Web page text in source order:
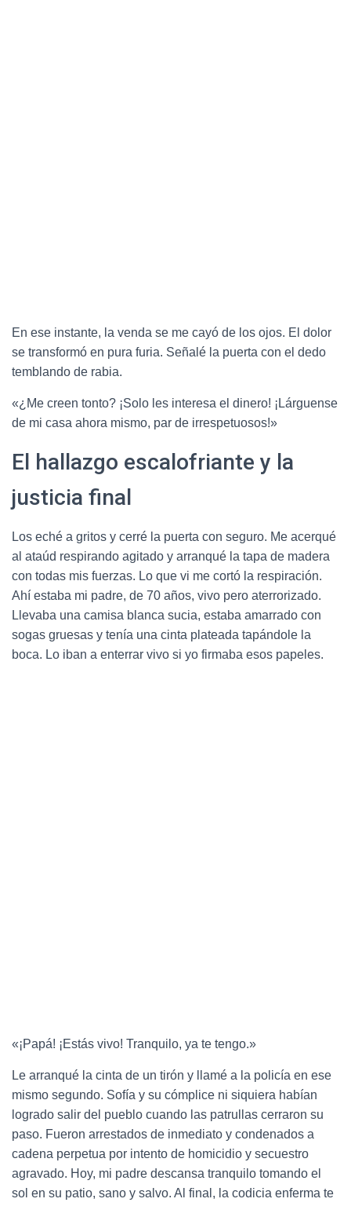
En ese instante, la venda se me cayó de los ojos. El dolor
se transformó en pura furia. Señalé la puerta con el dedo
temblando de rabia.
«¿Me creen tonto? ¡Solo les interesa el dinero! ¡Lárguense
de mi casa ahora mismo, par de irrespetuosos!»
El hallazgo escalofriante y la
justicia final
Los eché a gritos y cerré la puerta con seguro. Me acerqué
al ataúd respirando agitado y arranqué la tapa de madera
con todas mis fuerzas. Lo que vi me cortó la respiración.
Ahí estaba mi padre, de 70 años, vivo pero aterrorizado.
Llevaba una camisa blanca sucia, estaba amarrado con
sogas gruesas y tenía una cinta plateada tapándole la
boca. Lo iban a enterrar vivo si yo firmaba esos papeles.
«¡Papá! ¡Estás vivo! Tranquilo, ya te tengo.»
Le arranqué la cinta de un tirón y llamé a la policía en ese
mismo segundo. Sofía y su cómplice ni siquiera habían
logrado salir del pueblo cuando las patrullas cerraron su
paso. Fueron arrestados de inmediato y condenados a
cadena perpetua por intento de homicidio y secuestro
agravado. Hoy, mi padre descansa tranquilo tomando el
sol en su patio, sano y salvo. Al final, la codicia enferma te